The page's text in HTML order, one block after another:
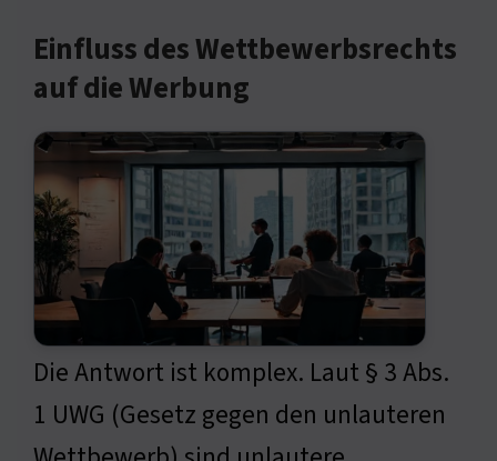
Einfluss des Wettbewerbsrechts
auf die Werbung
Die Antwort ist komplex. Laut § 3 Abs.
1 UWG (Gesetz gegen den unlauteren